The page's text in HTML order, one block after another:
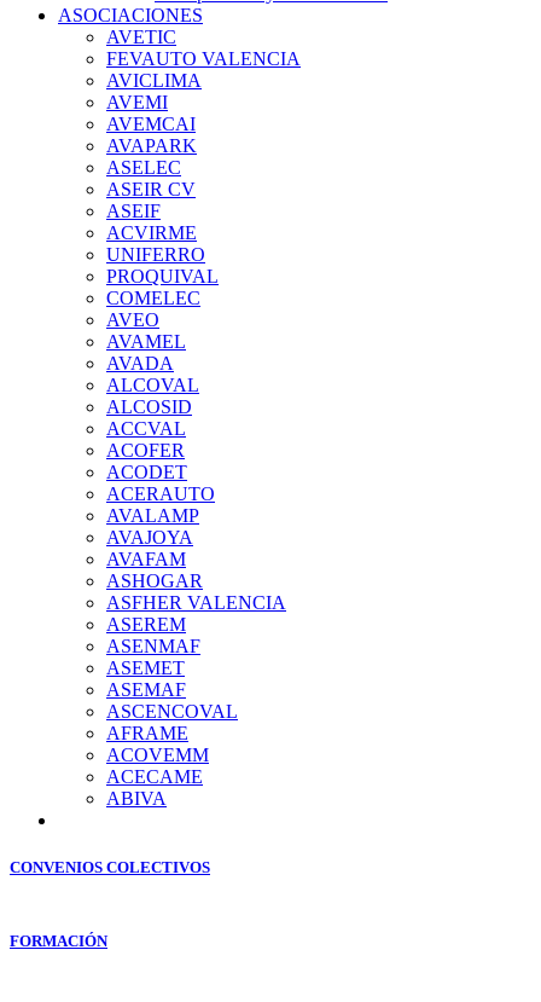
ASOCIACIONES
AVETIC
FEVAUTO VALENCIA
AVICLIMA
AVEMI
AVEMCAI
AVAPARK
ASELEC
ASEIR CV
ASEIF
ACVIRME
UNIFERRO
PROQUIVAL
COMELEC
AVEO
AVAMEL
AVADA
ALCOVAL
ALCOSID
ACCVAL
ACOFER
ACODET
ACERAUTO
AVALAMP
AVAJOYA
AVAFAM
ASHOGAR
ASFHER VALENCIA
ASEREM
ASENMAF
ASEMET
ASEMAF
ASCENCOVAL
AFRAME
ACOVEMM
ACECAME
ABIVA
CONVENIOS COLECTIVOS
FORMACIÓN